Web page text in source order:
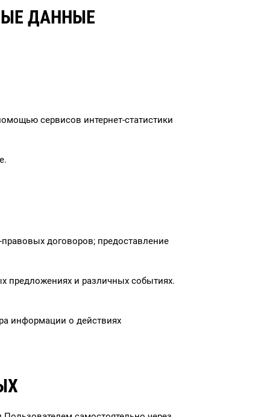
ДАННЫЕ
сервисов интернет-статистики
договоров; предоставление
предложениях и различных событиях.
информации о действиях